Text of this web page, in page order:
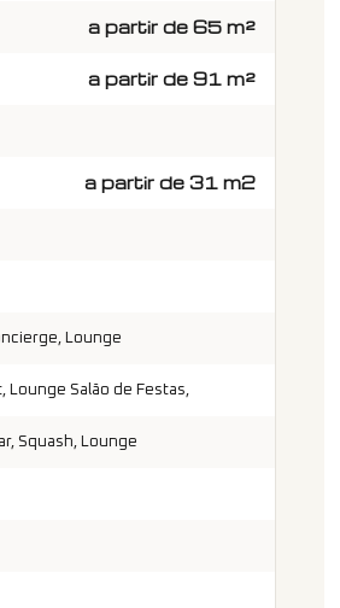
a partir de 65 m²
a partir de 91 m²
a partir de 31 m2
Lounge
Lounge Salão de Festas,
Squash, Lounge